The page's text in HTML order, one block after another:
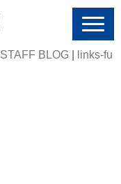
N
i
STAFF BLOG
links-fu